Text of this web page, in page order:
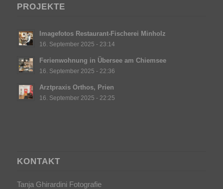
PROJEKTE
Imagefotos Restaurant-Fischerei Minholz
16. September 2025 - 23:14
Ferienwohnung in Übersee am Chiemsee
16. September 2025 - 22:36
Arztpraxis Orthos, Prien
16. September 2025 - 22:25
KONTAKT
Tanja Ghirardini Fotografie